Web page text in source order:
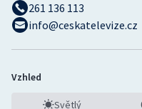
261 136 113
info@ceskatelevize.cz
Vzhled
Světlý